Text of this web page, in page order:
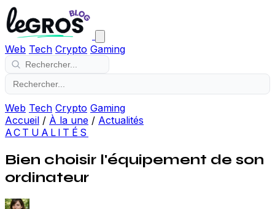
Web Tech Crypto Gaming
Web Tech Crypto Gaming
Accueil / À la une / Actualités
ACTUALITÉS
Bien choisir l'équipement de son
ordinateur